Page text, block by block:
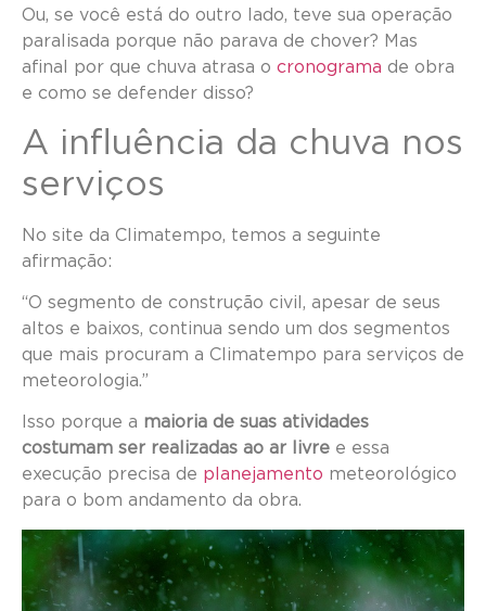
Ou, se você está do outro lado, teve sua operação
paralisada porque não parava de chover? Mas
afinal por que chuva atrasa o cronograma de obra
e como se defender disso?
A influência da chuva nos
serviços
No site da Climatempo, temos a seguinte
afirmação:
“O segmento de construção civil, apesar de seus
altos e baixos, continua sendo um dos segmentos
que mais procuram a Climatempo para serviços de
meteorologia.”
Isso porque a maioria de suas atividades
costumam ser realizadas ao ar livre e essa
execução precisa de planejamento meteorológico
para o bom andamento da obra.